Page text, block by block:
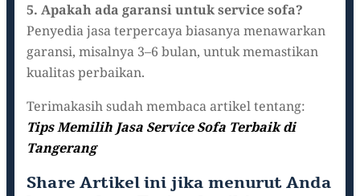
5. Apakah ada garansi untuk service sofa?
Penyedia jasa terpercaya biasanya menawarkan
garansi, misalnya 3–6 bulan, untuk memastikan
kualitas perbaikan.
Terimakasih sudah membaca artikel tentang:
Tips Memilih Jasa Service Sofa Terbaik di
Tangerang
Share Artikel ini jika menurut Anda